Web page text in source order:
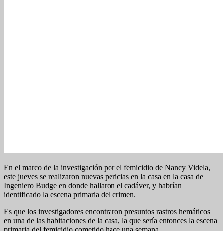
En el marco de la investigación por el femicidio de Nancy Videla,
este jueves se realizaron nuevas pericias en la casa en la casa de
Ingeniero Budge en donde hallaron el cadáver, y habrían
identificado la escena primaria del crimen.
Es que los investigadores encontraron presuntos rastros hemáticos
en una de las habitaciones de la casa, la que sería entonces la escena
primaria del femicidio cometido hace una semana.